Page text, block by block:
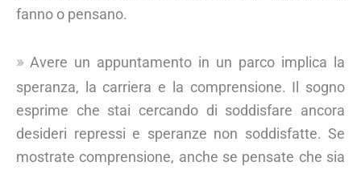
fanno o pensano.
Avere un appuntamento in un parco implica la
speranza, la carriera e la comprensione. Il sogno
esprime che stai cercando di soddisfare ancora
desideri repressi e speranze non soddisfatte. Se
mostrate comprensione, anche se pensate che sia